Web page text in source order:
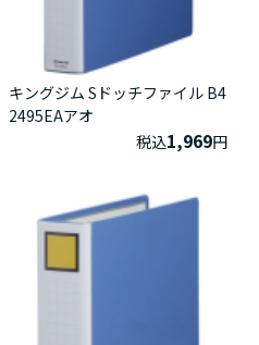
キングジム Sドッチファイル B4
2495EAアオ
税込1,969円